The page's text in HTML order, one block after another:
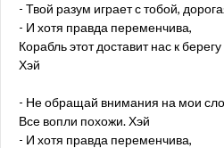
- Твой разум играет с тобой,
- И хотя правда переменчива,
Корабль этот доставит нас к
Хэй
- Не обращай внимания на мои
Все вопли похожи. Хэй
- И хотя правда переменчива,